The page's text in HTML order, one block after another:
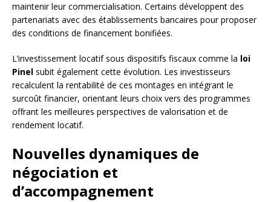
maintenir leur commercialisation. Certains développent des
partenariats avec des établissements bancaires pour proposer
des conditions de financement bonifiées.
L’investissement locatif sous dispositifs fiscaux comme la loi
Pinel subit également cette évolution. Les investisseurs
recalculent la rentabilité de ces montages en intégrant le
surcoût financier, orientant leurs choix vers des programmes
offrant les meilleures perspectives de valorisation et de
rendement locatif.
Nouvelles dynamiques de
négociation et
d’accompagnement